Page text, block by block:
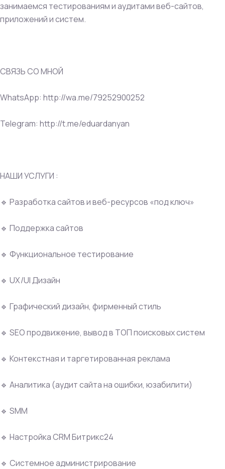
занимаемся тестированиям и аудитами веб-сайтов,
приложений и систем.
СВЯЗЬ СО МНОЙ
WhatsApp: http://wa.me/79252900252
Telegram: http://t.me/eduardanyan
НАШИ УСЛУГИ :
🔹 Разработка сайтов и веб-ресурсов «под ключ»
🔹 Поддержка сайтов
🔹 Функциональное тестирование
🔹 UX/UI Дизайн
🔹 Графический дизайн, фирменный стиль
🔹 SEO продвижение, вывод в ТОП поисковых систем
🔹 Контекстная и таргетированная реклама
🔹 Аналитика (аудит сайта на ошибки, юзабилити)
🔹 SMM
🔹 Настройка CRM Битрикс24
🔹 Системное администрирование